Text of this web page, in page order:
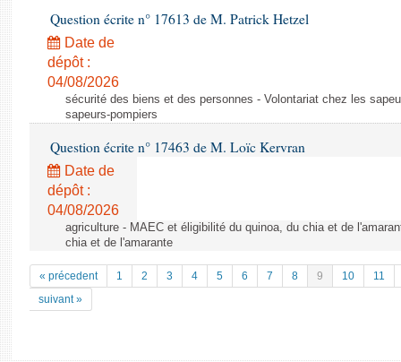
Question écrite n° 17613 de M. Patrick Hetzel
Date de
dépôt :
04/08/2026
sécurité des biens et des personnes - Volontariat chez les
sapeurs-pompiers
Question écrite n° 17463 de M. Loïc Kervran
Date de
dépôt :
04/08/2026
agriculture - MAEC et éligibilité du quinoa, du chia et de
chia et de l'amarante
« précedent 1 2 3 4 5 6 7 8 9 10
11
suivant »